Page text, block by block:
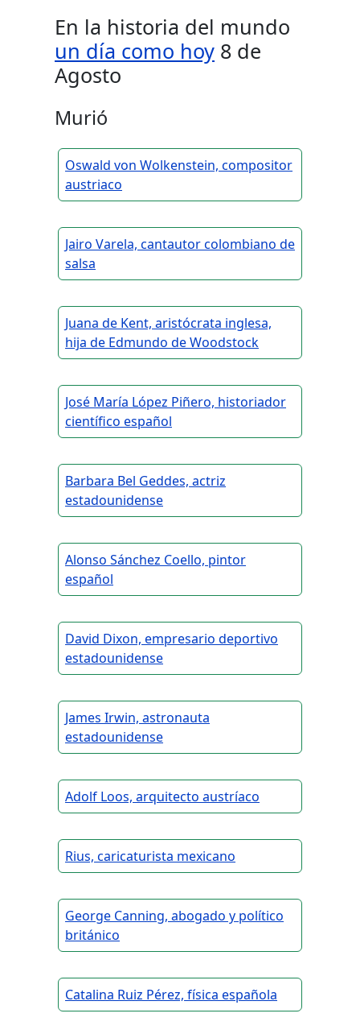
En la historia del mundo
un día como hoy 8 de
Agosto
Murió
Oswald von Wolkenstein, compositor
austriaco
Jairo Varela, cantautor colombiano de
salsa
Juana de Kent, aristócrata inglesa,
hija de Edmundo de Woodstock
José María López Piñero, historiador
científico español
Barbara Bel Geddes, actriz
estadounidense
Alonso Sánchez Coello, pintor
español
David Dixon, empresario deportivo
estadounidense
James Irwin, astronauta
estadounidense
Adolf Loos, arquitecto austríaco
Rius, caricaturista mexicano
George Canning, abogado y político
británico
Catalina Ruiz Pérez, física española